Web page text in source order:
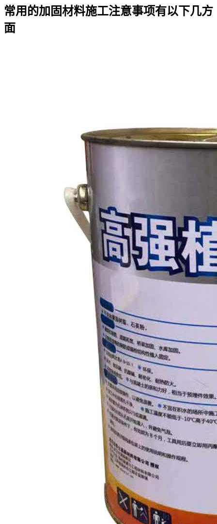
常用的加固材料施工注意事项有以下几方
面